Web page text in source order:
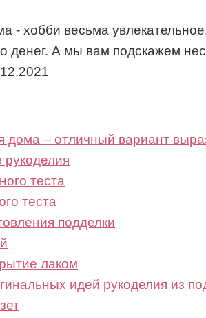
- хобби весьма
денег. А мы вам подскажем
дома – отличный вариант
рукоделия
теста
теста
подделки
лаком
идей рукоделия из